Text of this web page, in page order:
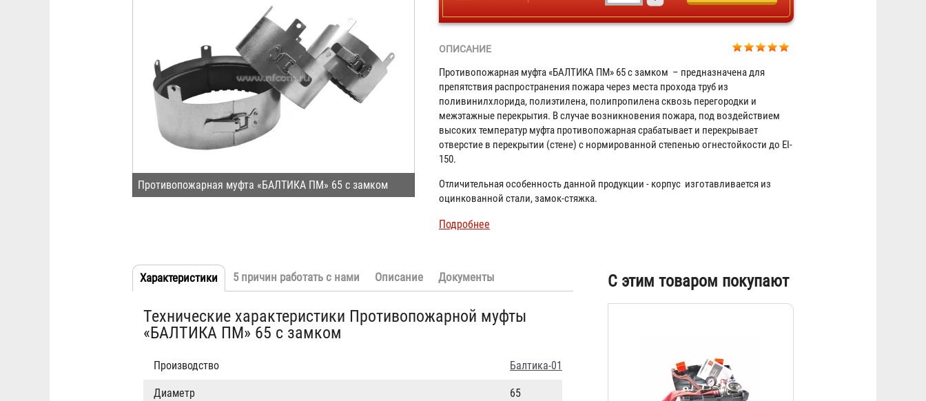
Противопожарная муфта «БАЛТИКА ПМ» 65 с замком
ОПИСАНИЕ
Противопожарная муфта «БАЛТИКА ПМ» 65 с замком – предназначена для
препятствия распространения пожара через места прохода труб из
поливинилхлорида, полиэтилена, полипропилена сквозь перегородки и
межэтажные перекрытия. В случае возникновения пожара, под воздействием
высоких температур муфта противопожарная срабатывает и перекрывает
отверстие в перекрытии (стене) с нормированной степенью огнестойкости до EI-
150.
Отличительная особенность данной продукции - корпус изготавливается из
оцинкованной стали, замок-стяжка.
Подробнее
Табы
Характеристики (активная
5 причин работать с нами Описание Документы
Технические характеристики Противопожарной муфты
«БАЛТИКА ПМ» 65 с замком
Производство Балтика-01
Диаметр 65
С этим товаром покупают